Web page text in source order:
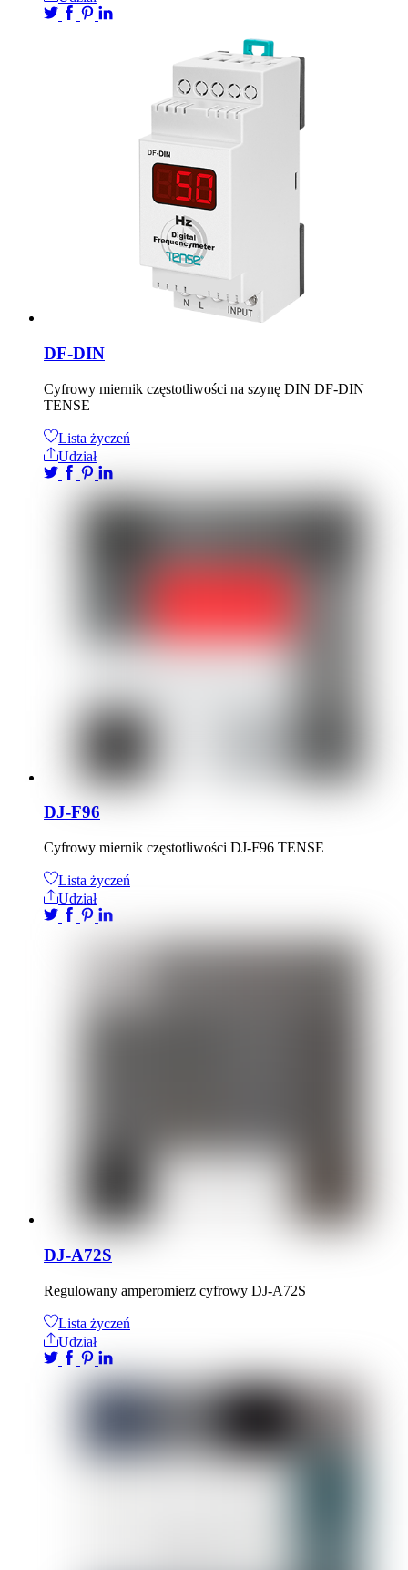
DF-DIN
Cyfrowy miernik częstotliwości na szynę DIN DF-DIN
TENSE
Lista życzeń
Udział
DJ-F96
Cyfrowy miernik częstotliwości DJ-F96 TENSE
Lista życzeń
Udział
DJ-A72S
Regulowany amperomierz cyfrowy DJ-A72S
Lista życzeń
Udział